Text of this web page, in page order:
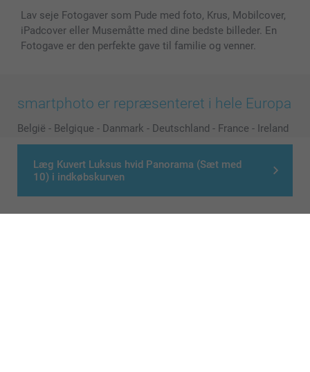
Læg Kuvert Luksus hvid Panorama (Sæt med
10) i indkøbskurven
Lav seje Fotogaver som Pude med foto, Krus, Mobilcover,
iPadcover eller Musemåtte med dine bedste billeder. En
Fotogave er den perfekte gave til familie og venner.
smartphoto er repræsenteret i hele Europa
België - Belgique - Danmark - Deutschland - France - Ireland
- Nederland - Norge - Österreich - Schweiz - Suisse -
Switzerland - Suomi - Sverige - United Kingdom -
Other Countries